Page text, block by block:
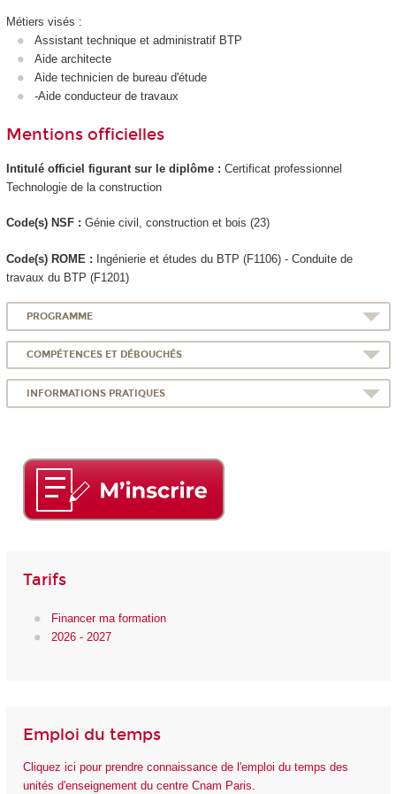
Métiers visés :
Assistant technique et administratif BTP
Aide architecte
Aide technicien de bureau d'étude
-Aide conducteur de travaux
Mentions officielles
Intitulé officiel figurant sur le diplôme : Certificat professionnel
Technologie de la construction
Code(s) NSF : Génie civil, construction et bois (23)
Code(s) ROME : Ingénierie et études du BTP (F1106) - Conduite de
travaux du BTP (F1201)
PROGRAMME
COMPÉTENCES ET DÉBOUCHÉS
INFORMATIONS PRATIQUES
Tarifs
Financer ma formation
2026 - 2027
Emploi du temps
Cliquez ici pour prendre connaissance de l'emploi du temps des
unités d'enseignement du centre Cnam Paris.